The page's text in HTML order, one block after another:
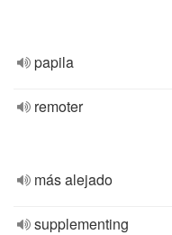
papila
remoter
más alejado
supplementing